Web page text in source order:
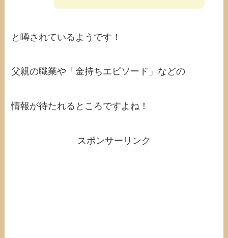
と噂されているようです！
父親の職業や「金持ちエピソード」などの
情報が待たれるところですよね！
スポンサーリンク